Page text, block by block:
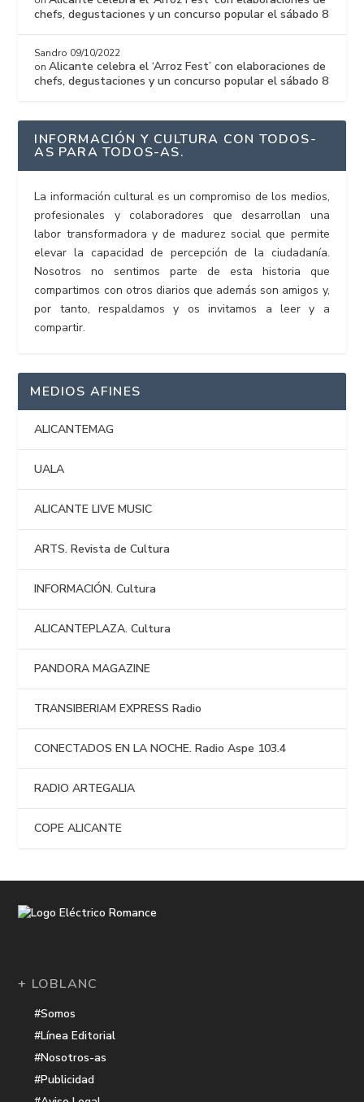
chefs, degustaciones y un concurso popular el sábado 8
Sandro 09/10/2022
onAlicante celebra el ‘Arroz Fest’ con elaboraciones de
chefs, degustaciones y un concurso popular el sábado 8
INFORMACIÓN Y CULTURA CON TODOS-
AS PARA TODOS-AS.
La información cultural es un compromiso de los medios,
profesionales y colaboradores que desarrollan una
labor transformadora y de madurez social que permite
elevar la capacidad de percepción de la ciudadanía.
Nosotros no sentimos parte de esta historia que
compartimos con otros diarios que además son amigos y,
por tanto, respaldamos y os invitamos a leer y a
compartir.
MEDIOS AFINES
ALICANTEMAG
UALA
ALICANTE LIVE MUSIC
ARTS. Revista de Cultura
INFORMACIÓN. Cultura
ALICANTEPLAZA. Cultura
PANDORA MAGAZINE
TRANSIBERIAM EXPRESS Radio
CONECTADOS EN LA NOCHE. Radio Aspe 103.4
RADIO ARTEGALIA
COPE ALICANTE
+ LOBLANC
#Somos
#Línea Editorial
#Nosotros-as
#Publicidad